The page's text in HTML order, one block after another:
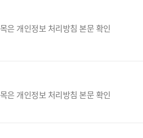
은 개인정보 처리방침 본문 확인
은 개인정보 처리방침 본문 확인